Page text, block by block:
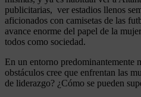
publicitarias, ver estadios llenos
aficionados con camisetas de las
avance enorme del papel de la
todos como sociedad.
En un entorno predominantemente
obstáculos cree que enfrentan las
de liderazgo? ¿Cómo se pueden